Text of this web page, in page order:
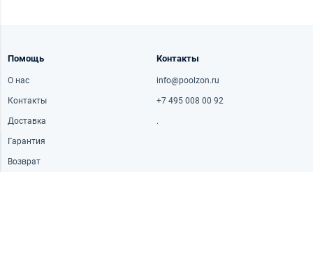
Помощь
О нас
Контакты
Доставка
Гарантия
Возврат
Контакты
info@poolzon.ru
+7 495 008 00 92
.